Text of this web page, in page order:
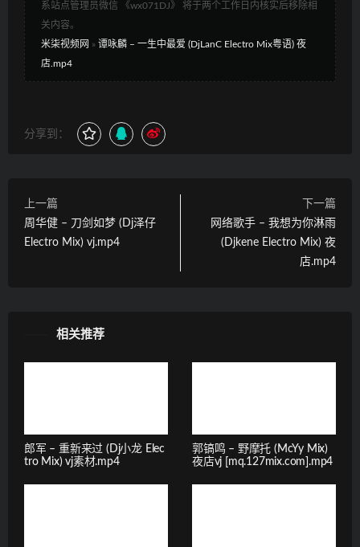
系站点管理员微信 《wx071DJ》 将于两个工作日内核实后移除相
关内容。
米柒视频网 » 谭咏麟 – 一生中最爱 (DjLanC Electro Mix粤语) 夜
店.mp4
分享到：
上一篇
周华健 – 刀剑如梦 (Dj泽仔
Electro Mix) vj.mp4
下一篇
网络歌手 – 我想为你淋雨
(Djkene Electro Mix) 夜
店.mp4
相关推荐
郎军 – 重新来过 (Dj小龙 Elec
tro Mix) vj素材.mp4
郭镐鸣 – 野摩托 (McYy Mix)
夜店vj [mq.127mix.com].mp4